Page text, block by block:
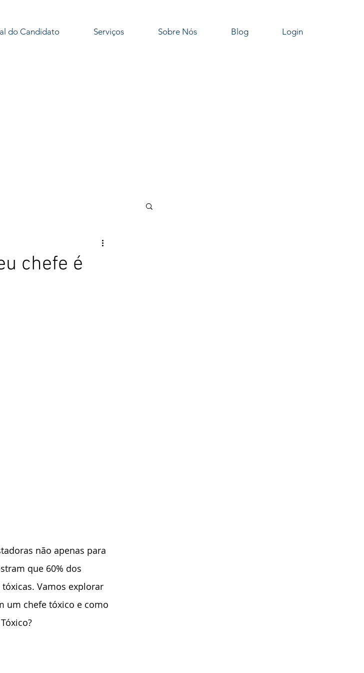
do Candidato Serviços Sobre Nós Blog Login
chefe é
não apenas para
que 60% dos
Vamos explorar
um chefe tóxico e como